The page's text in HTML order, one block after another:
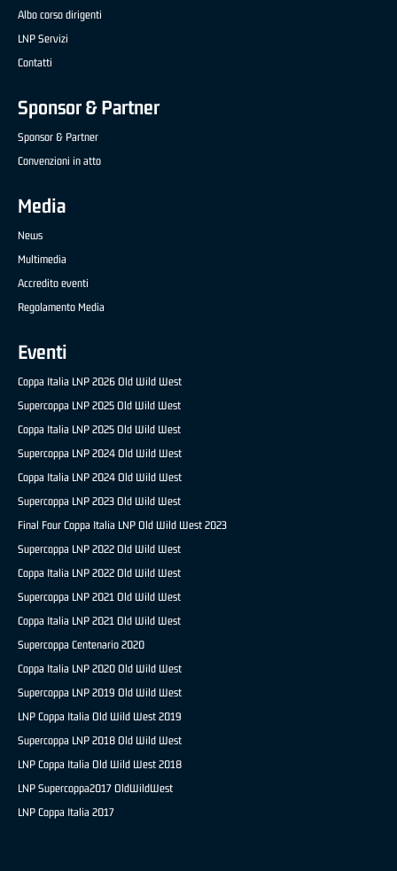
Albo corso dirigenti
LNP Servizi
Contatti
Sponsor & Partner
Sponsor & Partner
Convenzioni in atto
Media
News
Multimedia
Accredito eventi
Regolamento Media
Eventi
Coppa Italia LNP 2026 Old Wild West
Supercoppa LNP 2025 Old Wild West
Coppa Italia LNP 2025 Old Wild West
Supercoppa LNP 2024 Old Wild West
Coppa Italia LNP 2024 Old Wild West
Supercoppa LNP 2023 Old Wild West
Final Four Coppa Italia LNP Old Wild West 2023
Supercoppa LNP 2022 Old Wild West
Coppa Italia LNP 2022 Old Wild West
Supercoppa LNP 2021 Old Wild West
Coppa Italia LNP 2021 Old Wild West
Supercoppa Centenario 2020
Coppa Italia LNP 2020 Old Wild West
Supercoppa LNP 2019 Old Wild West
LNP Coppa Italia Old Wild West 2019
Supercoppa LNP 2018 Old Wild West
LNP Coppa Italia Old Wild West 2018
LNP Supercoppa2017 OldWildWest
LNP Coppa Italia 2017